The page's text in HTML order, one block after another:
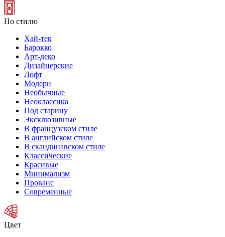
По стилю
Хай-тек
Барокко
Арт-деко
Дизайнерские
Лофт
Модерн
Необычные
Неоклассика
Под старину
Эксклюзивные
В французском стиле
В английском стиле
В скандинавском стиле
Классические
Красивые
Минимализм
Прованс
Современные
Цвет